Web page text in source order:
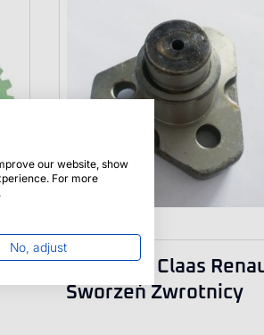
322504.0 Claas
Sworzeń Zwrotnicy
our website, show
For more
No, adjust